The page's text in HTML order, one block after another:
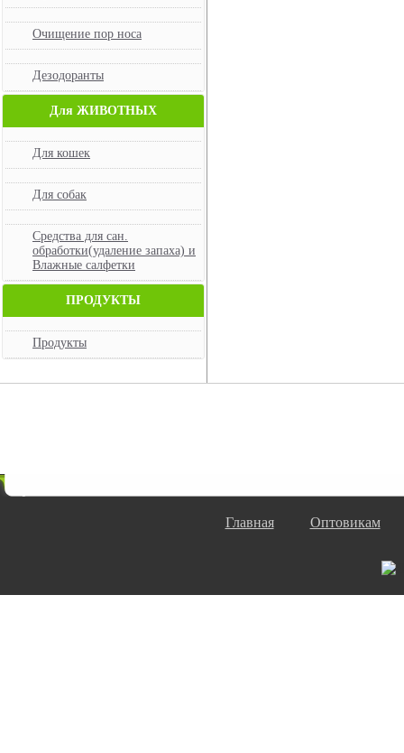
Очищение пор носа
Дезодоранты
Для ЖИВОТНЫХ
Для кошек
Для собак
Средства для сан.
обработки(удаление запаха) и
Влажные салфетки
ПРОДУКТЫ
Продукты
Главная Оптовикам